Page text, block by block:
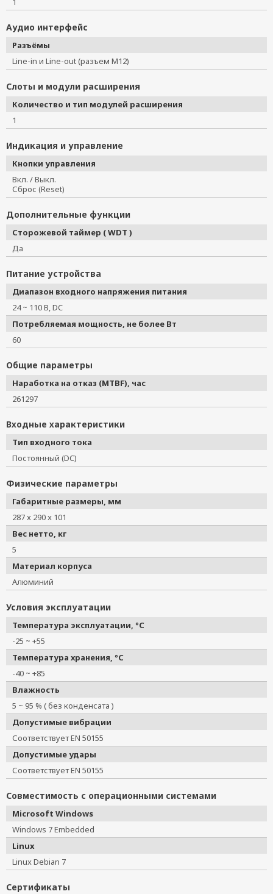
Аудио интерфейс
Разъёмы
Line-in и Line-out (разъем M12)
Слоты и модули расширения
Количество и тип модулей расширения
1
Индикация и управление
Кнопки управления
Вкл. / Выкл.
Сброс (Reset)
Дополнительные функции
Сторожевой таймер ( WDT )
Да
Питание устройства
Диапазон входного напряжения питания
24 ~ 110 В, DC
Потребляемая мощность, не более Вт
60
Общие параметры
Наработка на отказ (MTBF), час
261297
Входные характеристики
Тип входного тока
Постоянный (DC)
Физические параметры
Габаритные размеры, мм
287 x 290 x 101
Вес нетто, кг
5
Материал корпуса
Алюминий
Условия эксплуатации
Температура эксплуатации, °C
-25 ~ +55
Температура хранения, °C
-40 ~ +85
Влажность
5 ~ 95 % ( без конденсата )
Допустимые вибрации
Соответствует EN 50155
Допустимые удары
Соответствует EN 50155
Совместимость с операционными системами
Microsoft Windows
Windows 7 Embedded
Linux
Linux Debian 7
Сертификаты